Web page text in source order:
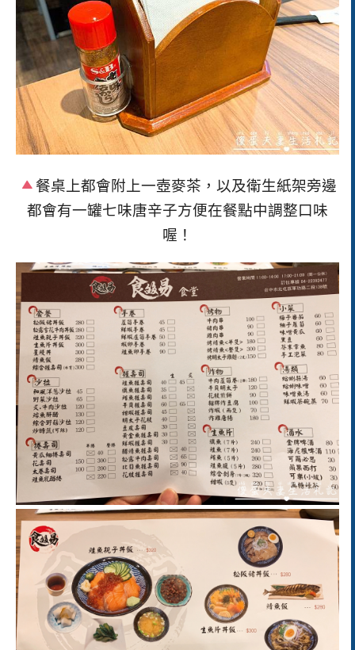
餐桌上都會附上一壺麥茶，以及衛生紙架旁邊
都會有一罐七味唐辛子方便在餐點中調整口味
喔！